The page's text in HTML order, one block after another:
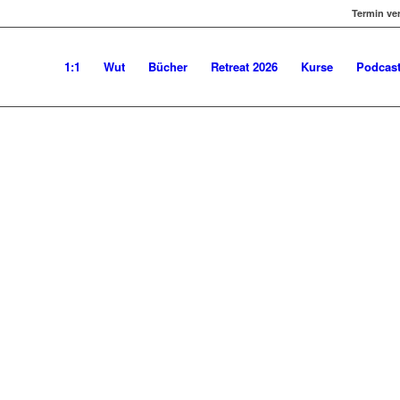
Termin
1:1 Wut Bücher Retreat 2026 Kurse Podcast
DEM FALL WINTERHOFF |